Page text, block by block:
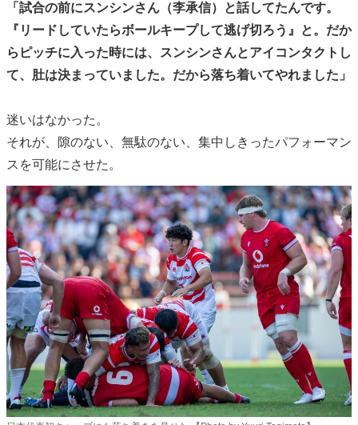
「試合の前にスンシンさん（李承信）と話してたんです。
『リードしていたらボールキープして逃げ切ろう』と。だか
らピッチに入った時には、スンシンさんとアイコンタクトし
て、肚は決まっていました。だから落ち着いてやれました」
迷いはなかった。
それが、隙のない、無駄のない、集中しきったパフォーマン
スを可能にさせた。